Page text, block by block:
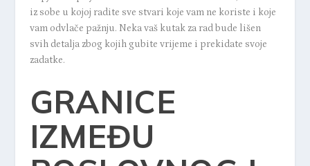
iz sobe u kojoj radite sve stvari koje vam ne koriste i koje
vam odvlače pažnju. Neka vaš kutak za rad bude lišen
svih detalja zbog kojih gubite vrijeme i prekidate svoje
zadatke.
GRANICE
IZMEĐU